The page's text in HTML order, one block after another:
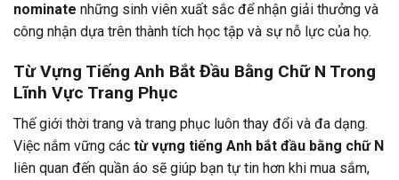
nominate những sinh viên xuất sắc để nhận giải thưởng và
công nhận dựa trên thành tích học tập và sự nỗ lực của họ.
Từ Vựng Tiếng Anh Bắt Đầu Bằng Chữ N Trong
Lĩnh Vực Trang Phục
Thế giới thời trang và trang phục luôn thay đổi và đa dạng.
Việc nắm vững các từ vựng tiếng Anh bắt đầu bằng chữ N
liên quan đến quần áo sẽ giúp bạn tự tin hơn khi mua sắm,